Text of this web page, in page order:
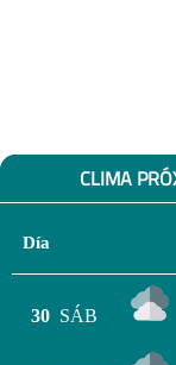
CLIMA
Día
30 SÁB